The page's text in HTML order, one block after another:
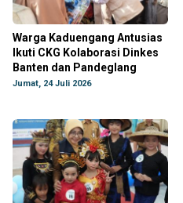
Warga Kaduengang Antusias
Ikuti CKG Kolaborasi Dinkes
Banten dan Pandeglang
Jumat, 24 Juli 2026